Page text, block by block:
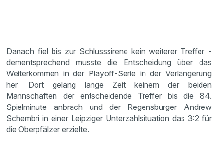
Danach fiel bis zur Schlusssirene kein weiterer Treffer -
dementsprechend musste die Entscheidung über das
Weiterkommen in der Playoff-Serie in der Verlängerung
her. Dort gelang lange Zeit keinem der beiden
Mannschaften der entscheidende Treffer bis die 84.
Spielminute anbrach und der Regensburger Andrew
Schembri in einer Leipziger Unterzahlsituation das 3:2 für
die Oberpfälzer erzielte.